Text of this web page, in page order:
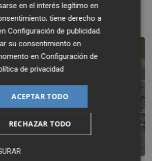
la campanada ante el
Trigueros
en el interés legítimo en
tiene derecho a
Configuración de publicidad
su consentimiento en
enConfiguración de
de privacidad
ACEPTAR TODO
RECHAZAR TODO